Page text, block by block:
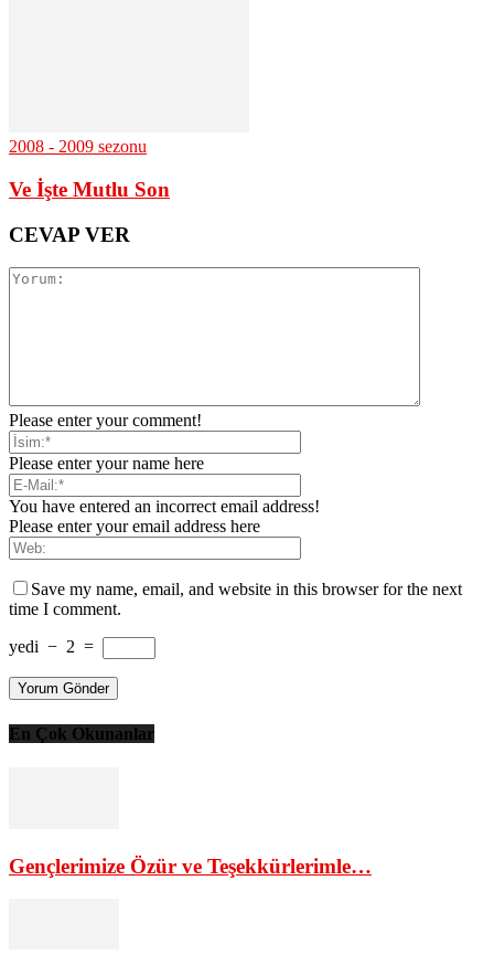
2008 - 2009 sezonu
Ve İşte Mutlu Son
CEVAP VER
Please enter your comment!
Please enter your name here
You have entered an incorrect email address!
Please enter your email address here
Save my name, email, and website in this browser for the next
time I comment.
yedi − 2 =
En Çok Okunanlar
Gençlerimize Özür ve Teşekkürlerimle…